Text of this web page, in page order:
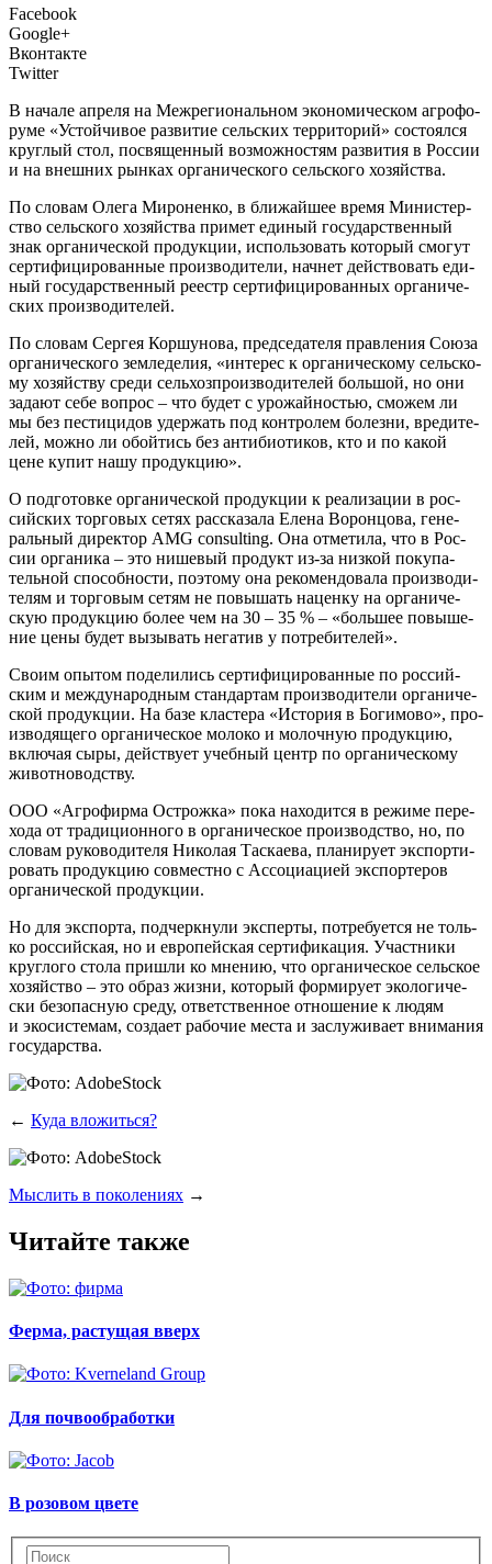
Facebook
Google+
Вконтакте
Twitter
В нача­ле апре­ля на Меж­ре­ги­о­наль­ном эко­но­ми­че­ском агро­фо­
ру­ме «Устой­чи­вое раз­ви­тие сель­ских тер­ри­то­рий» состо­ял­ся
круг­лый стол, посвя­щен­ный воз­мож­но­стям раз­ви­тия в Рос­сии
и на внеш­них рын­ках орга­ни­че­ско­го сель­ско­го хозяйства.
По сло­вам Оле­га Миро­нен­ко, в бли­жай­шее вре­мя Мини­стер­
ство сель­ско­го хозяй­ства при­мет еди­ный госу­дар­ствен­ный
знак орга­ни­че­ской про­дук­ции, исполь­зо­вать кото­рый смо­гут
сер­ти­фи­ци­ро­ван­ные про­из­во­ди­те­ли, нач­нет дей­ство­вать еди­
ный госу­дар­ствен­ный реестр сер­ти­фи­ци­ро­ван­ных орга­ни­че­
ских производителей.
По сло­вам Сер­гея Кор­шу­но­ва, пред­се­да­те­ля прав­ле­ния Сою­за
орга­ни­че­ско­го зем­ле­де­лия, «инте­рес к орга­ни­че­ско­му сель­ско­
му хозяй­ству сре­ди сель­хоз­про­из­во­ди­те­лей боль­шой, но они
зада­ют себе вопрос – что будет с уро­жай­но­стью, смо­жем ли
мы без пести­ци­дов удер­жать под кон­тро­лем болез­ни, вре­ди­те­
лей, мож­но ли обой­тись без анти­био­ти­ков, кто и по какой
цене купит нашу продукцию».
О под­го­тов­ке орга­ни­че­ской про­дук­ции к реа­ли­за­ции в рос­
сий­ских тор­го­вых сетях рас­ска­за­ла Еле­на Ворон­цо­ва, гене­
раль­ный дирек­тор AMG consulting. Она отме­ти­ла, что в Рос­
сии орга­ни­ка – это нише­вый про­дукт из-за низ­кой поку­па­
тель­ной спо­соб­но­сти, поэто­му она реко­мен­до­ва­ла про­из­во­ди­
те­лям и тор­го­вым сетям не повы­шать нацен­ку на орга­ни­че­
скую про­дук­цию более чем на 30 – 35 % – «боль­шее повы­ше­
ние цены будет вызы­вать нега­тив у потребителей».
Сво­им опы­том поде­ли­лись сер­ти­фи­ци­ро­ван­ные по рос­сий­
ским и меж­ду­на­род­ным стан­дар­там про­из­во­ди­те­ли орга­ни­че­
ской про­дук­ции. На базе кла­сте­ра «Исто­рия в Боги­мо­во», про­
из­во­дя­ще­го орга­ни­че­ское моло­ко и молоч­ную про­дук­цию,
вклю­чая сыры, дей­ству­ет учеб­ный центр по орга­ни­че­ско­му
животноводству.
ООО «Агро­фир­ма Острож­ка» пока нахо­дит­ся в режи­ме пере­
хо­да от тра­ди­ци­он­но­го в орга­ни­че­ское про­из­вод­ство, но, по
сло­вам руко­во­ди­те­ля Нико­лая Тас­ка­е­ва, пла­ни­ру­ет экс­пор­ти­
ро­вать про­дук­цию сов­мест­но с Ассо­ци­а­ци­ей экс­пор­те­ров
орга­ни­че­ской продукции.
Но для экс­пор­та, под­черк­ну­ли экс­пер­ты, потре­бу­ет­ся не толь­
ко рос­сий­ская, но и евро­пей­ская сер­ти­фи­ка­ция. Участ­ни­ки
круг­ло­го сто­ла при­шли ко мне­нию, что орга­ни­че­ское сель­ское
хозяй­ство – это образ жиз­ни, кото­рый фор­ми­ру­ет эко­ло­ги­че­
ски без­опас­ную сре­ду, ответ­ствен­ное отно­ше­ние к людям
и эко­си­сте­мам, созда­ет рабо­чие места и заслу­жи­ва­ет вни­ма­ния
государства.
← Куда вложиться?
Мыслить в поколениях →
Читайте также
Ферма, растущая вверх
Для почвообработки
В розовом цвете